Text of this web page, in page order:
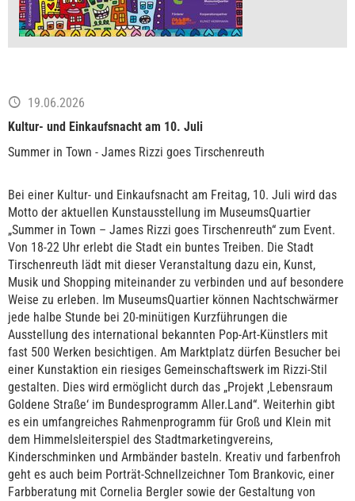
19.06.2026
Kultur- und Einkaufsnacht am 10. Juli
Summer in Town - James Rizzi goes Tirschenreuth
Bei einer Kultur- und Einkaufsnacht am Freitag, 10. Juli wird das
Motto der aktuellen Kunstausstellung im MuseumsQuartier
„Summer in Town – James Rizzi goes Tirschenreuth“ zum Event.
Von 18-22 Uhr erlebt die Stadt ein buntes Treiben. Die Stadt
Tirschenreuth lädt mit dieser Veranstaltung dazu ein, Kunst,
Musik und Shopping miteinander zu verbinden und auf besondere
Weise zu erleben. Im MuseumsQuartier können Nachtschwärmer
jede halbe Stunde bei 20-minütigen Kurzführungen die
Ausstellung des international bekannten Pop-Art-Künstlers mit
fast 500 Werken besichtigen. Am Marktplatz dürfen Besucher bei
einer Kunstaktion ein riesiges Gemeinschaftswerk im Rizzi-Stil
gestalten. Dies wird ermöglicht durch das „Projekt ‚Lebensraum
Goldene Straße‘ im Bundesprogramm Aller.Land“. Weiterhin gibt
es ein umfangreiches Rahmenprogramm für Groß und Klein mit
dem Himmelsleiterspiel des Stadtmarketingvereins,
Kinderschminken und Armbänder basteln. Kreativ und farbenfroh
geht es auch beim Porträt-Schnellzeichner Tom Brankovic, einer
Farbberatung mit Cornelia Bergler sowie der Gestaltung von